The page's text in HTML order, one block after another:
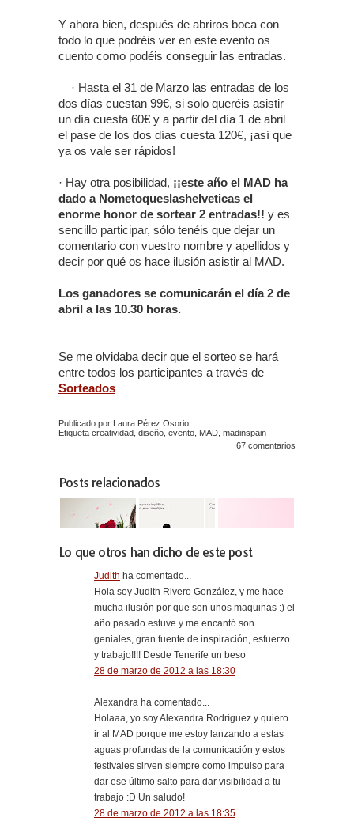
Y ahora bien, después de abriros boca con
todo lo que podréis ver en este evento os
cuento como podéis conseguir las entradas.
· Hasta el 31 de Marzo las entradas de los
dos días cuestan 99€, si solo queréis asistir
un día cuesta 60€ y a partir del día 1 de abril
el pase de los dos días cuesta 120€, ¡así que
ya os vale ser rápidos!
· Hay otra posibilidad, ¡¡este año el MAD ha
dado a Nometoqueslashelveticas el
enorme honor de sortear 2 entradas!! y es
sencillo participar, sólo tenéis que dejar un
comentario con vuestro nombre y apellidos y
decir por qué os hace ilusión asistir al MAD.
Los ganadores se comunicarán el día 2 de
abril a las 10.30 horas.
Se me olvidaba decir que el sorteo se hará
entre todos los participantes a través de
Sorteados
Publicado por Laura Pérez Osorio
Etiqueta creatividad diseño evento MAD madinspain
67 comentarios
Posts relacionados
Lo que otros han dicho de este post
Judith ha comentado...
Hola soy Judith Rivero González, y me hace
mucha ilusión por que son unos maquinas :) el
año pasado estuve y me encantó son
geniales, gran fuente de inspiración, esfuerzo
y trabajo!!!! Desde Tenerife un beso
28 de marzo de 2012 a las 18:30
Alexandra ha comentado...
Holaaa, yo soy Alexandra Rodríguez y quiero
ir al MAD porque me estoy lanzando a estas
aguas profundas de la comunicación y estos
festivales sirven siempre como impulso para
dar ese último salto para dar visibilidad a tu
trabajo :D Un saludo!
28 de marzo de 2012 a las 18:35